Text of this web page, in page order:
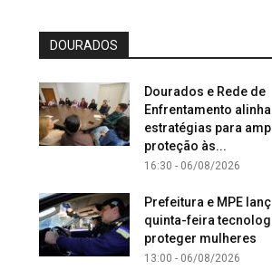
DOURADOS
Dourados e Rede de
Enfrentamento
estratégias para
proteção às...
16:30 - 06/08/2026
Prefeitura e MPE
quinta-feira
proteger mulheres
13:00 - 06/08/2026